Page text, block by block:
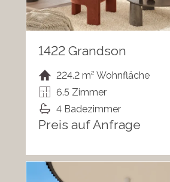
1422 Grandson
224.2 m² Wohnfläche
6.5 Zimmer
4 Badezimmer
Preis auf Anfrage